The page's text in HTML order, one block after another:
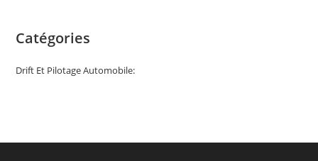
Catégories
Drift Et Pilotage Automobile: